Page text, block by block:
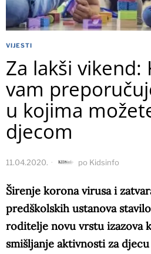
VIJESTI
Za lakši vikend:
vam
u kojima
djecom
11.04.2020. po Kidsinfo
Širenje korona virusa i
predškolskih ustanova
roditelje novu vrstu izazova
smišljanje aktivnosti za